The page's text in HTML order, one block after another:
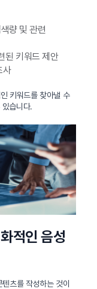
량 및 관련
된 키워드 제안
사
키워드를 찾아낼 수
습니다.
적인 음성
츠를 작성하는 것이